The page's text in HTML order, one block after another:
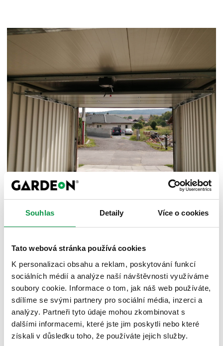
Souhlas Detaily Více o cookies
Tato webová stránka používá cookies
K personalizaci obsahu a reklam, poskytování funkcí
sociálních médií a analýze naší návštěvnosti využíváme
soubory cookie. Informace o tom, jak náš web používáte,
sdílíme se svými partnery pro sociální média, inzerci a
analýzy. Partneři tyto údaje mohou zkombinovat s
dalšími informacemi, které jste jim poskytli nebo které
získali v důsledku toho, že používáte jejich služby.
Bez ohledu na typ izolace je při zateplování třeba zajistit,
aby byla zateplená podlaha ve stejné výšce jako podlaha
a garáží.
Zateplená garáž nejenže ušetří poplatky za provoz vaší
domácnosti, ale celkově zpříjemní váš čas strávený v
garáži a vytvoří vhodný prostor pro uskladnění věcí, kterým
by mohly mrazy a horka v jinak nezateplené garáži uškodit.
Pokud má garáž sloužit také jako dílna, pracovna nebo
hobby prostor, izolace a větrání by měly být součástí